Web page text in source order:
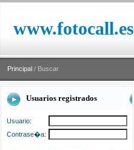
www.fotocall.es
Principal / Buscar
Usuarios registrados
Usuario:
Contrase�a: